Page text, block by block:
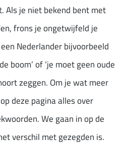
Als je niet bekend bent met
frons je ongetwijfeld je
Nederlander bijvoorbeeld
boom’ of ‘je moet geen oude
zeggen. Om je wat meer
deze pagina alles over
We gaan in op de
verschil met gezegden is.